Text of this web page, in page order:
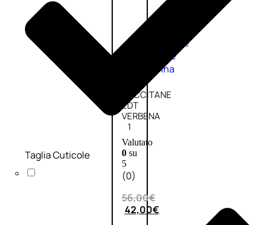
Fragranze
Nature
Donna
L’OCCITANE
EDT
VERBENA
1
Valutato
0su
5
(0)
56,00€
42,00€
Taglia Cuticole